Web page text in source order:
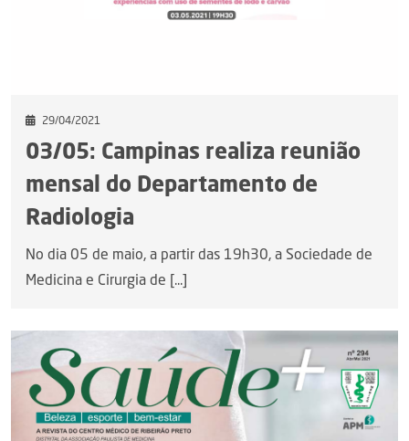
29/04/2021
03/05: Campinas realiza reunião
mensal do Departamento de
Radiologia
No dia 05 de maio, a partir das 19h30, a Sociedade de
Medicina e Cirurgia de [...]